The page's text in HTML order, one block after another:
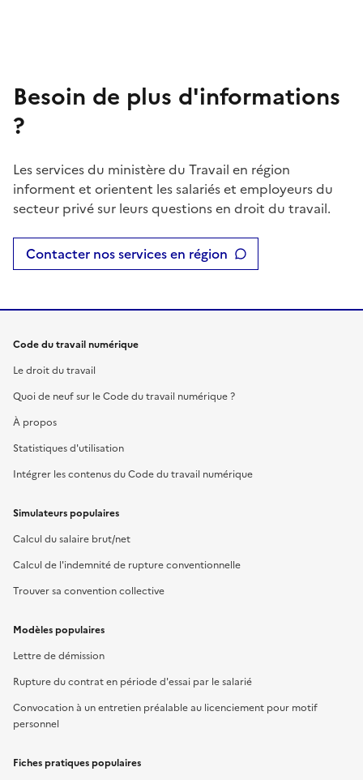
Besoin de plus d'informations
?
Les services du ministère du Travail en région
informent et orientent les salariés et employeurs du
secteur privé sur leurs questions en droit du travail.
Contacter nos services en région
Code du travail numérique
Le droit du travail
Quoi de neuf sur le Code du travail numérique ?
À propos
Statistiques d'utilisation
Intégrer les contenus du Code du travail numérique
Simulateurs populaires
Calcul du salaire brut/net
Calcul de l'indemnité de rupture conventionnelle
Trouver sa convention collective
Modèles populaires
Lettre de démission
Rupture du contrat en période d'essai par le salarié
Convocation à un entretien préalable au licenciement pour motif
personnel
Fiches pratiques populaires